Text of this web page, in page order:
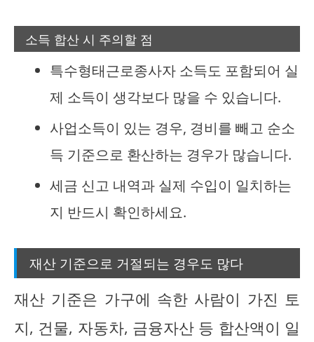
소득 합산 시 주의할 점
특수형태근로종사자 소득도 포함되어 실
제 소득이 생각보다 많을 수 있습니다.
사업소득이 있는 경우, 경비를 빼고 순소
득 기준으로 환산하는 경우가 많습니다.
세금 신고 내역과 실제 수입이 일치하는
지 반드시 확인하세요.
재산 기준으로 거절되는 경우도 많다
재산 기준은 가구에 속한 사람이 가진 토
지, 건물, 자동차, 금융자산 등 합산액이 일